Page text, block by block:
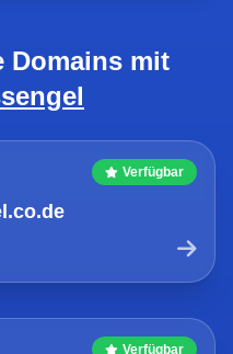
Domains mit
Verfügbar
Verfügbar